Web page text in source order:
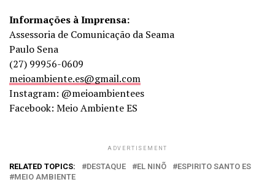
Informações à Imprensa:
Assessoria de Comunicação da Seama
Paulo Sena
(27) 99956-0609
meioambiente.es@gmail.com
Instagram: @meioambientees
Facebook: Meio Ambiente ES
ADVERTISEMENT
RELATED TOPICS: DESTAQUE EL NINÕ
ESPIRITO SANTO ES
MEIO AMBIENTE